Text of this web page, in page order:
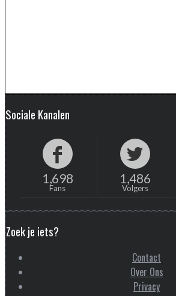
Sociale Kanalen
1,698
Fans
1,486
Volgers
Zoek je iets?
Contact
Over Ons
Privacy